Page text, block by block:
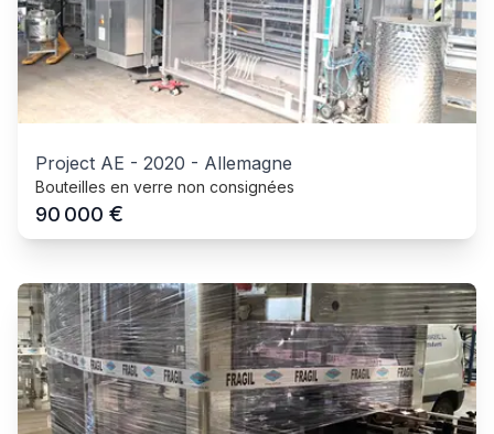
Project AE - 2020 - Allemagne
Bouteilles en verre non consignées
90 000 €